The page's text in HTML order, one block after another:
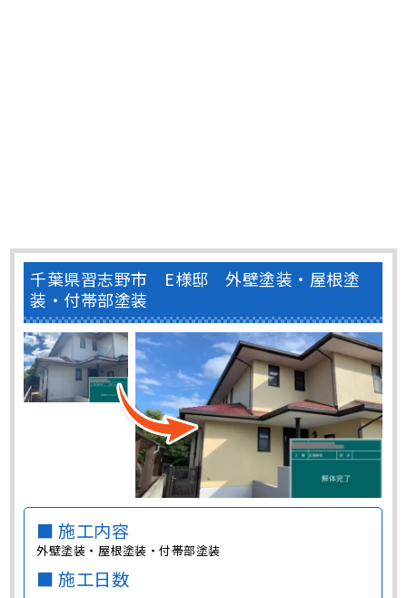
千葉県習志野市 E様邸 外壁塗装・屋根塗
装・付帯部塗装
■ 施工内容
外壁塗装・屋根塗装・付帯部塗装
■ 施工日数